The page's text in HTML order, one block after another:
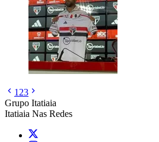
1 23
Grupo Itatiaia
Itatiaia Nas Redes